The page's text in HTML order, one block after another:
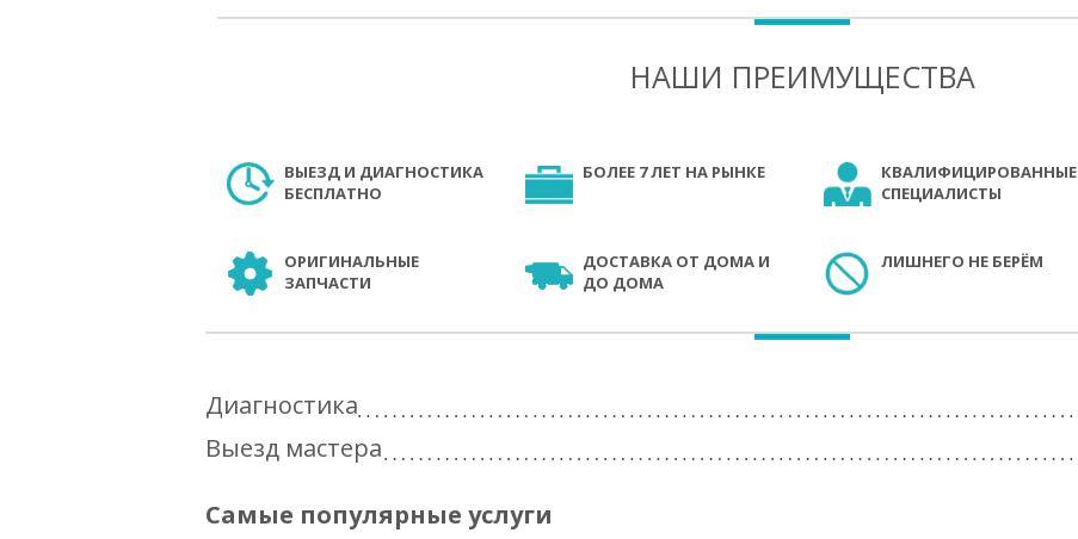
НАШИ ПРЕИМУЩЕСТВА
ВЫЕЗД И ДИАГНОСТИКА
БЕСПЛАТНО
БОЛЕЕ 7 ЛЕТ НА РЫНКЕ
КВАЛИФИЦИРОВАННЫЕ
СПЕЦИАЛИСТЫ
ОРИГИНАЛЬНЫЕ
ЗАПЧАСТИ
ДОСТАВКА ОТ ДОМА И
ДО ДОМА
ЛИШНЕГО НЕ БЕРЁМ
Диагностика
Выезд мастера
Самые популярные услуги